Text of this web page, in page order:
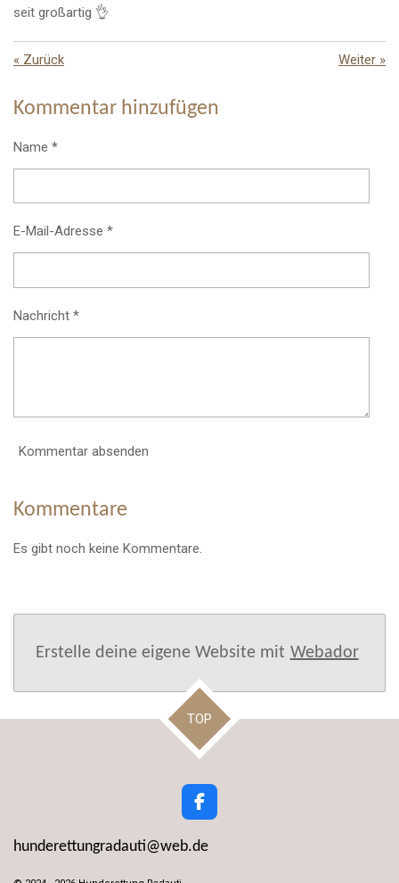
seit großartig 👌
« Zurück Weiter »
Kommentar hinzufügen
Name *
E-Mail-Adresse *
Nachricht *
Kommentar absenden
Kommentare
Es gibt noch keine Kommentare.
Erstelle deine eigene Website mit Webador
TOP
F
a
c
hunderettungradauti@web.de